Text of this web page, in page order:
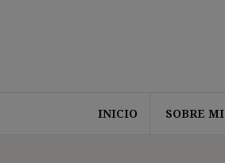
INICIO SOBRE MI